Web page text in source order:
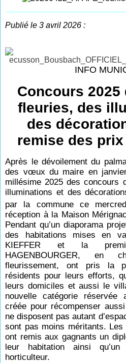
Publié le 3 avril 2026 :
INFO
Concours
fleuries, des
des
remise des
Après le dévoilement du
des vœux du maire en
millésime 2025 des concours
illuminations et des
par la commune ce
réception à la Maison
Pendant qu’un diaporama
des habitations mises en
KIEFFER et la
HAGENBOURGER, en
fleurissement, ont pris la
résidents pour leurs efforts,
leurs domiciles et aussi le
nouvelle catégorie réservée
créée pour récompenser
ne disposent pas autant
sont pas moins méritants.
ont remis aux gagnants un
leur habitation ainsi
horticulteur.